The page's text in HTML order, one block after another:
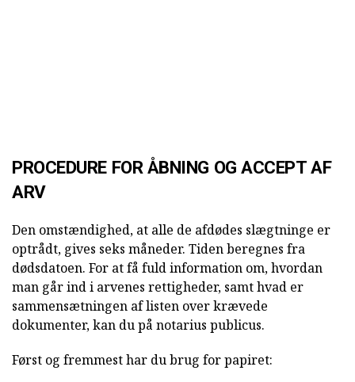
PROCEDURE FOR ÅBNING OG ACCEPT AF
ARV
Den omstændighed, at alle de afdødes slægtninge er
optrådt, gives seks måneder. Tiden beregnes fra
dødsdatoen. For at få fuld information om, hvordan
man går ind i arvenes rettigheder, samt hvad er
sammensætningen af listen over krævede
dokumenter, kan du på notarius publicus.
Først og fremmest har du brug for papiret: